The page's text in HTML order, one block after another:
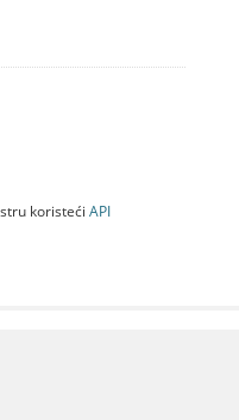
koristeći API